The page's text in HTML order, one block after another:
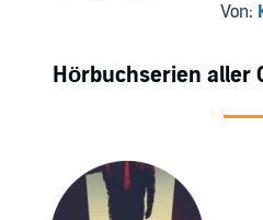
Von:
Hörbuchserien aller